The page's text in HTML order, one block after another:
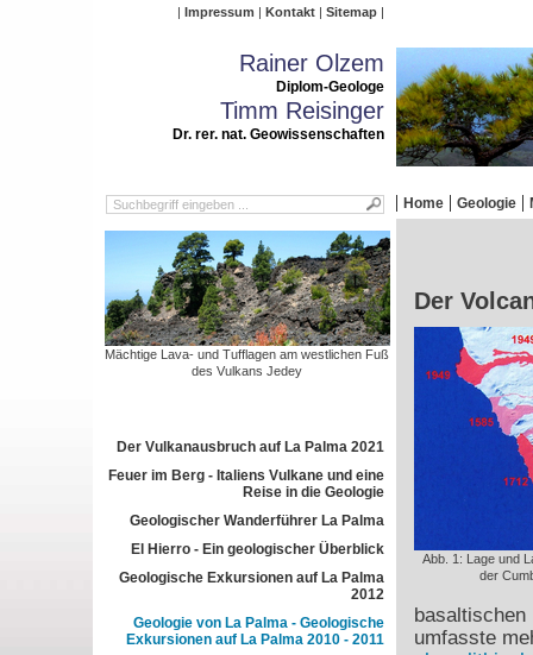
Impressum Kontakt Sitemap
Rainer Olzem
Diplom-Geologe
Timm Reisinger
Dr. rer. nat. Geowissenschaften
Home Geologie
Mächtige Lava- und Tufflagen am westlichen Fuß
des Vulkans Jedey
Der Vulkanausbruch auf La Palma 2021
Feuer im Berg - Italiens Vulkane und eine
Reise in die Geologie
Geologischer Wanderführer La Palma
El Hierro - Ein geologischer Überblick
Geologische Exkursionen auf La Palma
2012
Geologie von La Palma - Geologische
Exkursionen auf La Palma 2010 - 2011
Der
Abb. 1: Lage und
der
basaltischen
umfasste